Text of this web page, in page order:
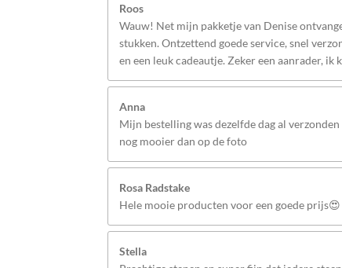
Roos
Wauw! Net mijn pakketje van Denise
stukken. Ontzettend goede service, snel
en een leuk cadeautje. Zeker een aanrader, ik
Anna
Mijn bestelling was dezelfde dag al
nog mooier dan op de foto
Rosa Radstake
Hele mooie producten voor een goede prijs😍
Stella